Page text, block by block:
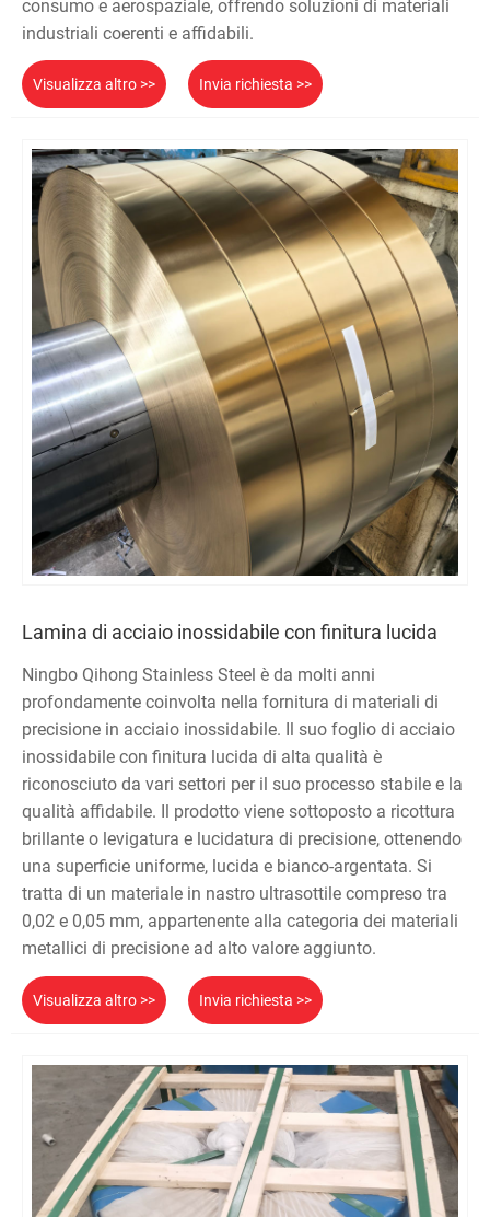
consumo e aerospaziale, offrendo soluzioni di materiali
industriali coerenti e affidabili.
Visualizza altro >> Invia richiesta >>
Lamina di acciaio inossidabile con finitura lucida
Ningbo Qihong Stainless Steel è da molti anni
profondamente coinvolta nella fornitura di materiali di
precisione in acciaio inossidabile. Il suo foglio di acciaio
inossidabile con finitura lucida di alta qualità è
riconosciuto da vari settori per il suo processo stabile e la
qualità affidabile. Il prodotto viene sottoposto a ricottura
brillante o levigatura e lucidatura di precisione, ottenendo
una superficie uniforme, lucida e bianco-argentata. Si
tratta di un materiale in nastro ultrasottile compreso tra
0,02 e 0,05 mm, appartenente alla categoria dei materiali
metallici di precisione ad alto valore aggiunto.
Visualizza altro >> Invia richiesta >>